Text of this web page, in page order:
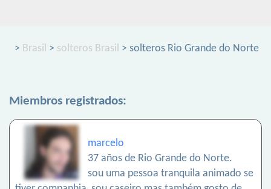
> Brasil > solteros Brasil > solteros Rio Grande do Norte
Miembros registrados:
marcelo
37 años de Rio Grande do Norte.
sou uma pessoa tranquila animado se